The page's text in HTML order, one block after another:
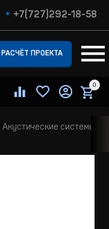
+7(727)292-18-58
РАСЧЁТ ПРОЕКТА
0
Акустические системы